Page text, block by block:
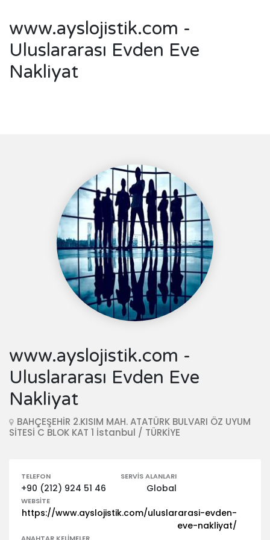
www.ayslojistik.com -
Uluslararası Evden Eve
Nakliyat
www.ayslojistik.com -
Uluslararası Evden Eve
Nakliyat
BAHÇEŞEHİR 2.KISIM MAH. ATATÜRK BULVARI ÖZ UYUM
SİTESİ C BLOK KAT 1 İstanbul / TÜRKİYE
TELEFON
+90 (212) 924 51 46
SERVIS ALANLARI
Global
WEBSITE
https://www.ayslojistik.com/uluslararasi-evden-
eve-nakliyat/